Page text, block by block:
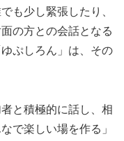
も少し緊張したり、
の方との会話となる
ぷしろん」は、その
と積極的に話し、相
で楽しい場を作る」